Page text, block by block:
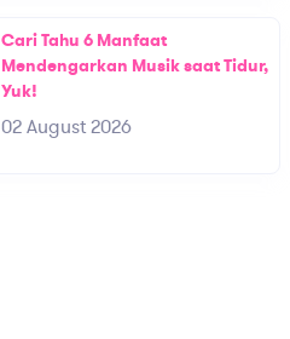
Cari Tahu 6 Manfaat
Mendengarkan Musik saat Tidur,
Yuk!
02 August 2026